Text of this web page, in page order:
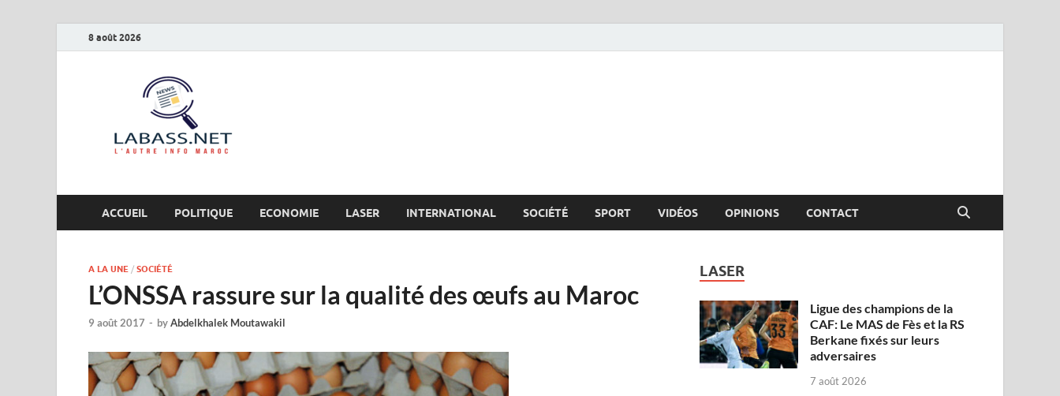
8 août 2026
ACCUEIL POLITIQUE ECONOMIE LASER INTERNATIONAL SOCIÉTÉ SPORT VIDÉOS OPINIONS CONTACT
A LA UNE / SOCIÉTÉ
L’ONSSA rassure sur la qualité des œufs au Maroc
9 août 2017 - byAbdelkhalek Moutawakil
LASER
Ligue des champions de la
CAF: Le MAS de Fès et la RS
Berkane fixés sur leurs
adversaires
7 août 2026